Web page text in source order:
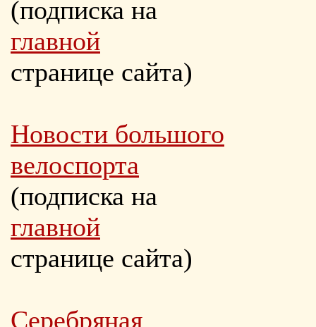
(подписка на
главной
странице сайта)
Новости большого
велоспорта
(подписка на
главной
странице сайта)
Серебряная